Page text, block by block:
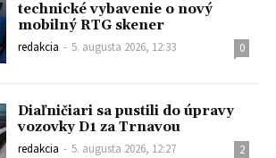
technické vybavenie o nový
mobilný RTG skener
redakcia - 5. augusta 2026, 12:33 0
Diaľničiari sa pustili do úpravy
vozovky D1 za Trnavou
redakcia - 5. augusta 2026, 12:27 2